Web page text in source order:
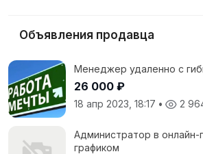
Объявления продавца
Менеджер удаленно с
26 000 ₽
18 апр 2023, 18:17 • 2
Администратор в онлайн-
графиком